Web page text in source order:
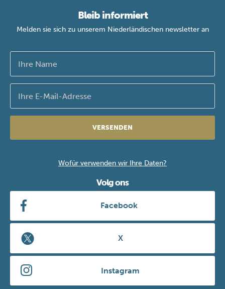
Bleib informiert
Melden sie sich zu unserem Niederländischen newsletter an
VERSENDEN
Wofür verwenden wir Ihre Daten?
Volg ons
Facebook
X
Instagram